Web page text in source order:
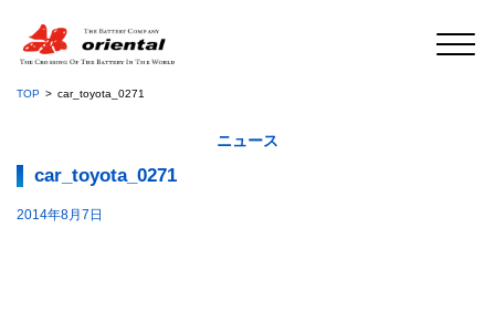
TOP car_toyota_0271
ニュース
car_toyota_0271
2014年8月7日